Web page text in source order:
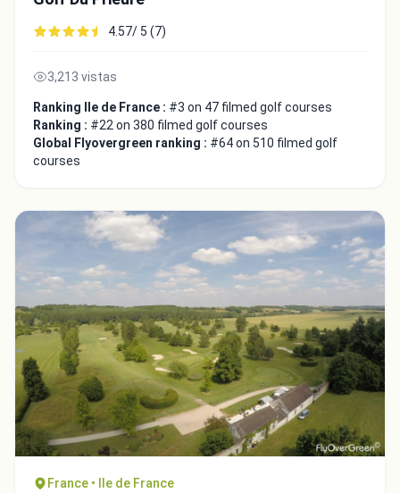
4.57/ 5 (7)
3,213 vistas
Ranking Ile de France : #3 on 47 filmed golf courses
Ranking : #22 on 380 filmed golf courses
Global Flyovergreen ranking : #64 on 510 filmed golf
courses
France • Ile de France